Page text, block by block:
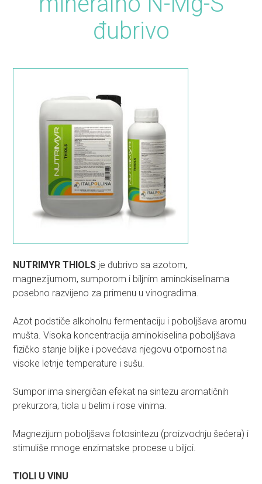
đubrivo
NUTRIMYR THIOLS je đubrivo sa azotom,
magnezijumom, sumporom i biljnim aminokiselinama
posebno razvijeno za primenu u vinogradima.
Azot podstiče alkoholnu fermentaciju i poboljšava aromu
mušta. Visoka koncentracija aminokiselina poboljšava
fizičko stanje biljke i povećava njegovu otpornost na
visoke letnje temperature i sušu.
Sumpor ima sinergičan efekat na sintezu aromatičnih
prekurzora, tiola u belim i rose vinima.
Magnezijum poboljšava fotosintezu (proizvodnju šećera) i
stimuliše mnoge enzimatske procese u biljci.
TIOLI U VINU